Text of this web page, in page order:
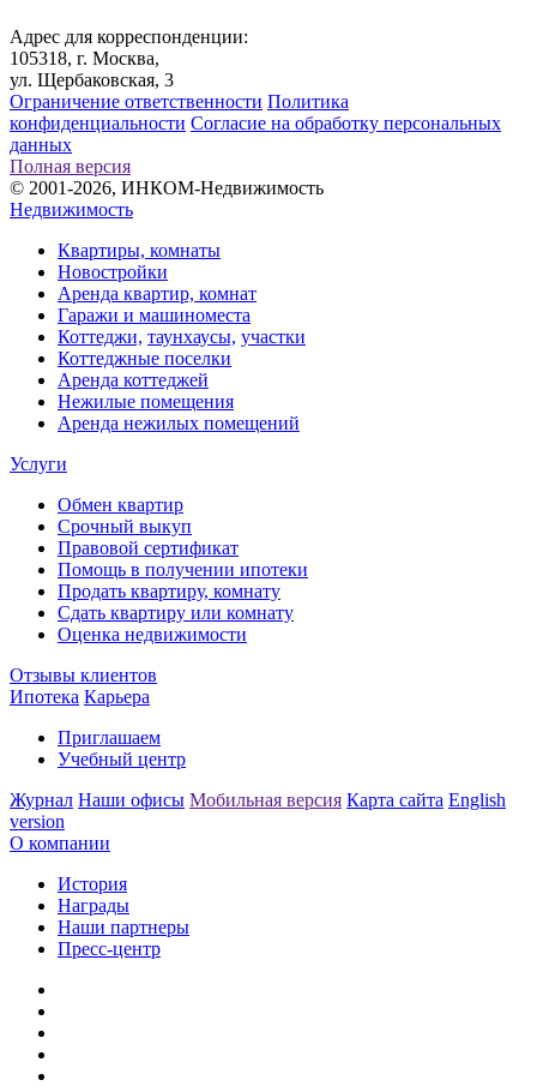
Адрес для корреспонденции:
105318, г. Москва,
ул. Щербаковская, 3
Ограничение ответственности Политика
конфиденциальности Согласие на обработку персональных
данных
Полная версия
© 2001-2026, ИНКОМ-Недвижимость
Недвижимость
Квартиры, комнаты
Новостройки
Аренда квартир, комнат
Гаражи и машиноместа
Коттеджи, таунхаусы, участки
Коттеджные поселки
Аренда коттеджей
Нежилые помещения
Аренда нежилых помещений
Услуги
Обмен квартир
Срочный выкуп
Правовой сертификат
Помощь в получении ипотеки
Продать квартиру, комнату
Сдать квартиру или комнату
Оценка недвижимости
Отзывы клиентов
Ипотека Карьера
Приглашаем
Учебный центр
Журнал Наши офисы Мобильная версия Карта сайта English
version
О компании
История
Награды
Наши партнеры
Пресс-центр